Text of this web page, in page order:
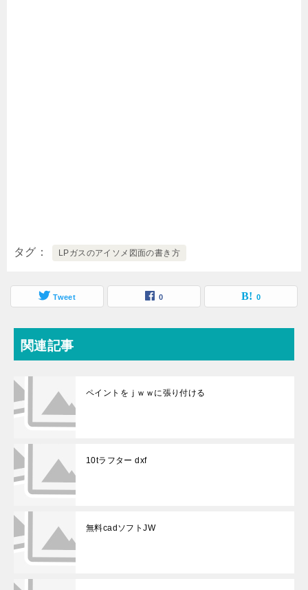
タグ LPガスのアイソメ図面の書き方
Tweet 0 0
関連記事
ペイントをｊｗｗに張り付ける
10tラフター dxf
無料cadソフトJW